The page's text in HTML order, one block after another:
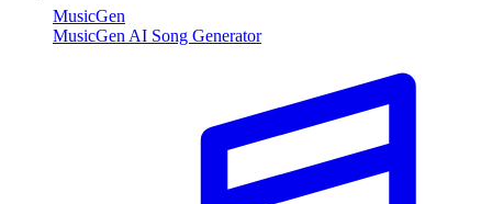
MusicGen
MusicGen AI Song Generator